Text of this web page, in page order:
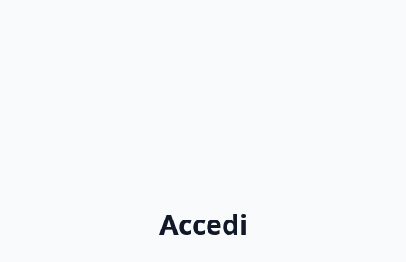
Accedi